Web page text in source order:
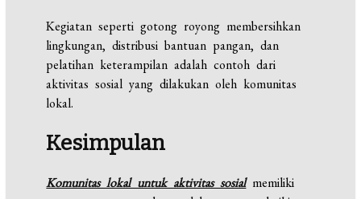
Kegiatan seperti gotong royong membersihkan
lingkungan, distribusi bantuan pangan, dan
pelatihan keterampilan adalah contoh dari
aktivitas sosial yang dilakukan oleh komunitas
lokal.
Kesimpulan
Komunitas lokal untuk aktivitas sosialmemiliki